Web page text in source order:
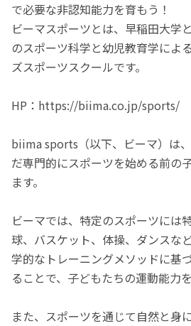
で必要な非認知能力を育もう！
ビーマスポーツとは、早稲田大学
のスポーツ科学と幼児教育学によ
ズスポーツスクールです。
HP：https://biima.co.jp/sports/
biima sports（以下、ビーマ）は
だ専門的にスポーツを始める前の
ます。
ビーマでは、特定のスポーツには
球、バスケット、体操、ダンスな
学的なトレーニングメソッドに基
ることで、子どもたちの運動能力
また、スポーツを通じて自然と身